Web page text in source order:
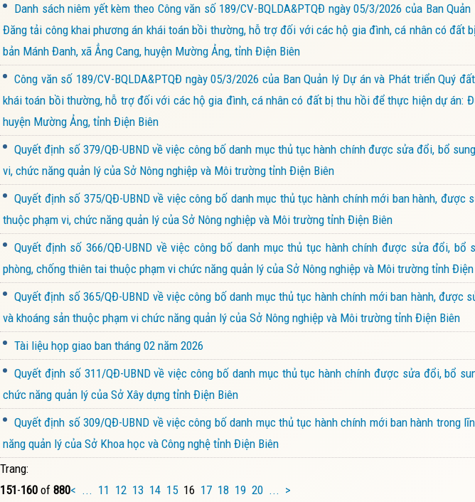
Danh sách niêm yết kèm theo Công văn số 189/CV-BQLDA&PTQĐ ngày 05/3/2026 của Ban
Đăng tải công khai phương án khái toán bồi thường, hỗ trợ đối với các hộ gia đình, cá nhân có đất
bản Mánh Đanh, xã Ẳng Cang, huyện Mường Ảng, tỉnh Điện Biên
Công văn số 189/CV-BQLDA&PTQĐ ngày 05/3/2026 của Ban Quản lý Dự án và Phát triển Quý
khái toán bồi thường, hỗ trợ đối với các hộ gia đình, cá nhân có đất bị thu hồi để thực hiện dự án:
huyện Mường Ảng, tỉnh Điện Biên
Quyết định số 379/QĐ-UBND về việc công bố danh mục thủ tục hành chính được sửa đổi, bổ
vi, chức năng quản lý của Sở Nông nghiệp và Môi trường tỉnh Điện Biên
Quyết định số 375/QĐ-UBND về việc công bố danh mục thủ tục hành chính mới ban hành,
thuộc phạm vi, chức năng quản lý của Sở Nông nghiệp và Môi trường tỉnh Điện Biên
Quyết định số 366/QĐ-UBND về việc công bố danh mục thủ tục hành chính được sửa đổi,
phòng, chống thiên tai thuộc phạm vi chức năng quản lý của Sở Nông nghiệp và Môi trường tỉnh
Quyết định số 365/QĐ-UBND về việc công bố danh mục thủ tục hành chính mới ban hành,
và khoáng sản thuộc phạm vi chức năng quản lý của Sở Nông nghiệp và Môi trường tỉnh Điện Biên
Tài liệu họp giao ban tháng 02 năm 2026
Quyết định số 311/QĐ-UBND về việc công bố danh mục thủ tục hành chính được sửa đổi, bổ
chức năng quản lý của Sở Xây dựng tỉnh Điện Biên
Quyết định số 309/QĐ-UBND về việc công bố danh mục thủ tục hành chính mới ban hành trong
năng quản lý của Sở Khoa học và Công nghệ tỉnh Điện Biên
Trang:
151-160 of 880< ... 11 12 13 14 15 16 17 18 19 20 ... >